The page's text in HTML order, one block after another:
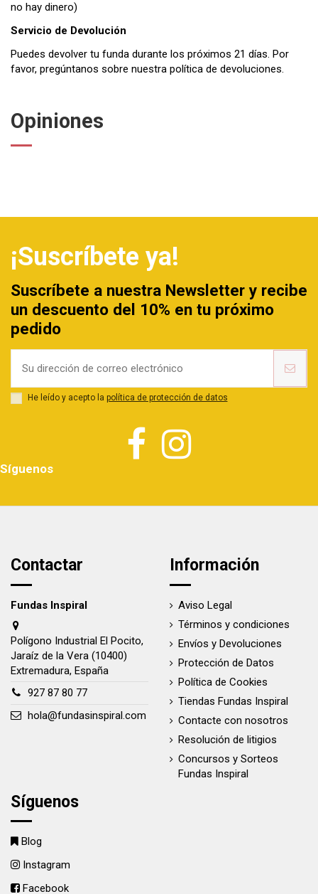
no hay dinero)
Servicio de Devolución
Puedes devolver tu funda durante los próximos 21 días. Por
favor, pregúntanos sobre nuestra política de devoluciones.
Opiniones
¡Suscríbete ya!
Suscríbete a nuestra Newsletter y recibe
un descuento del 10% en tu próximo
pedido
He leído y acepto la política de protección de datos
Síguenos
Contactar
Fundas Inspiral
Polígono Industrial El Pocito,
Jaraíz de la Vera (10400)
Extremadura, España
927 87 80 77
hola@fundasinspiral.com
Información
Aviso Legal
Términos y condiciones
Envíos y Devoluciones
Protección de Datos
Política de Cookies
Tiendas Fundas Inspiral
Contacte con nosotros
Resolución de litigios
Concursos y Sorteos
Fundas Inspiral
Síguenos
Blog
Instagram
Facebook